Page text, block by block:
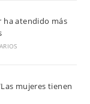
ha atendido más
mujeres tienen